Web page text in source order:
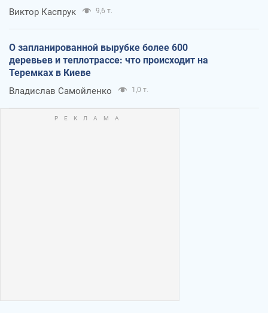
Виктор Каспрук 9,6 т.
О запланированной вырубке более 600
деревьев и теплотрассе: что происходит на
Теремках в Киеве
Владислав Самойленко 1,0 т.